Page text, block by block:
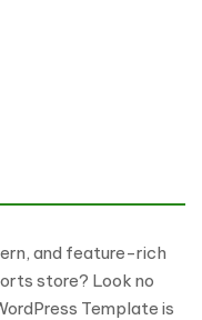
Sports Store
and feature-rich
store? Look no
Template is